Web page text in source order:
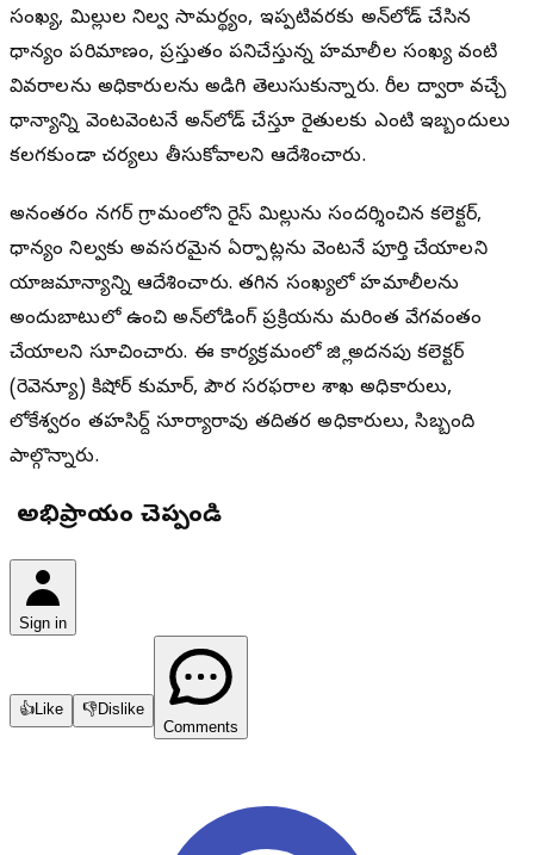
సంఖ్య, మిల్లుల నిల్వ సామర్థ్యం, ఇప్పటివరకు అన్‌లోడ్ చేసిన
ధాన్యం పరిమాణం, ప్రస్తుతం పనిచేస్తున్న హమాలీల సంఖ్య వంటి
వివరాలను అధికారులను అడిగి తెలుసుకున్నారు. లారీల ద్వారా వచ్చే
ధాన్యాన్ని వెంటవెంటనే అన్‌లోడ్ చేస్తూ రైతులకు ఎలాంటి ఇబ్బందులు
కలగకుండా చర్యలు తీసుకోవాలని ఆదేశించారు.
అనంతరం నగర్ గ్రామంలోని రైస్ మిల్లును సందర్శించిన కలెక్టర్,
ధాన్యం నిల్వకు అవసరమైన ఏర్పాట్లను వెంటనే పూర్తి చేయాలని
యాజమాన్యాన్ని ఆదేశించారు. తగిన సంఖ్యలో హమాలీలను
అందుబాటులో ఉంచి అన్‌లోడింగ్ ప్రక్రియను మరింత వేగవంతం
చేయాలని సూచించారు. ఈ కార్యక్రమంలో జిల్లా అదనపు కలెక్టర్
(రెవెన్యూ) కిషోర్ కుమార్, పౌర సరఫరాల శాఖ అధికారులు,
లోకేశ్వరం తహసిల్దార్ సూర్యారావు తదితర అధికారులు, సిబ్బంది
పాల్గొన్నారు.
మీ అభిప్రాయం చెప్పండి
Sign in
👍Like 👎Dislike
Comments